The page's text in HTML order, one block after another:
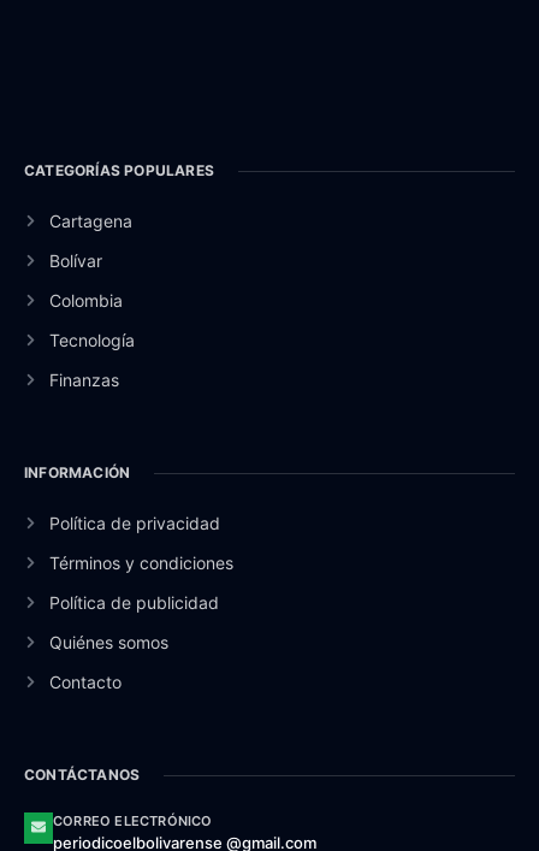
CATEGORÍAS POPULARES
Cartagena
Bolívar
Colombia
Tecnología
Finanzas
INFORMACIÓN
Política de privacidad
Términos y condiciones
Política de publicidad
Quiénes somos
Contacto
CONTÁCTANOS
CORREO ELECTRÓNICO
periodicoelbolivarense @gmail.com